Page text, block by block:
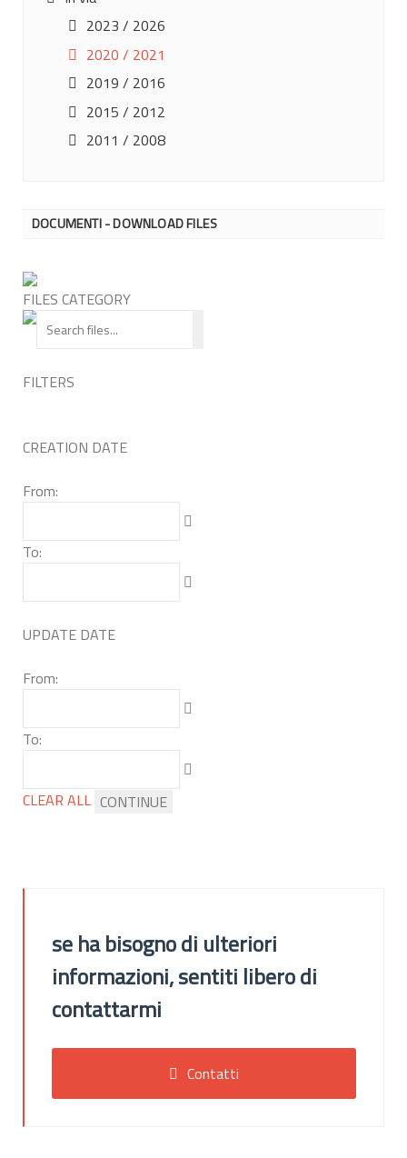
2023 / 2026
2020 / 2021
2019 / 2016
2015 / 2012
2011 / 2008
DOCUMENTI - DOWNLOAD FILES
FILES CATEGORY
FILTERS
CREATION DATE
From:
To:
UPDATE DATE
From:
To:
CLEAR ALL CONTINUE
se ha bisogno di ulteriori
informazioni, sentiti libero di
contattarmi
Contatti